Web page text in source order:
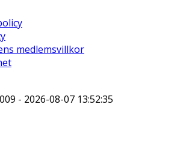
medlemsvillkor
- 2026-08-07 13:52:35